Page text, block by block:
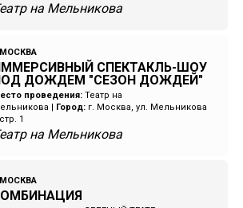
на Мельникова
МОСКВА
СПЕКТАКЛЬ-ШОУ
ДОЖДЕМ "СЕЗОН ДОЖДЕЙ"
проведения: Театр на
Город: г. Москва, ул. Мельникова
1
на Мельникова
МОСКВА